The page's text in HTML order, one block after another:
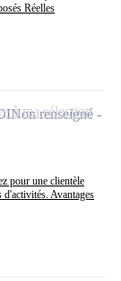
Réelles
pour une clientèle
Avantages
Non renseigné
à ma sélection